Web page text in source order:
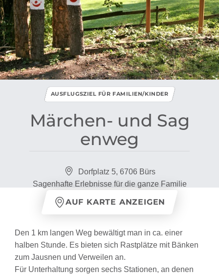
Märchen​-​ und Sag
enweg
AUSFLUGSZIEL FÜR FAMILIEN/KINDER
Dorfplatz 5, 6706 Bürs
Sagenhafte Erlebnisse für die ganze Familie
AUF KARTE ANZEIGEN
Den 1 km langen Weg bewältigt man in ca. einer
halben Stunde. Es bieten sich Rastplätze mit Bänken
zum Jausnen und Verweilen an.
Für Unterhaltung sorgen sechs Stationen, an denen